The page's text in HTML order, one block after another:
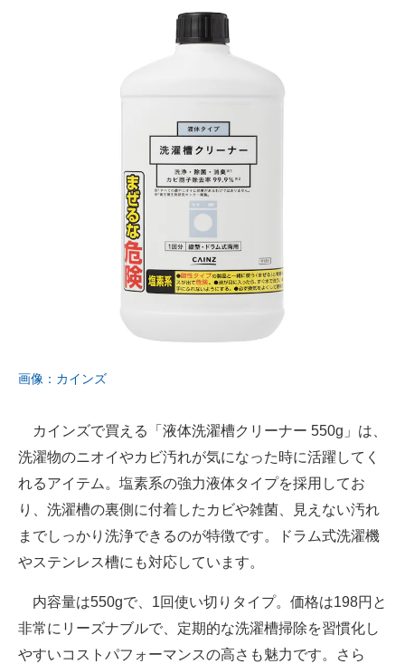
画像：カインズ
カインズで買える「液体洗濯槽クリーナー 550g」は、
洗濯物のニオイやカビ汚れが気になった時に活躍してく
れるアイテム。塩素系の強力液体タイプを採用してお
り、洗濯槽の裏側に付着したカビや雑菌、見えない汚れ
までしっかり洗浄できるのが特徴です。ドラム式洗濯機
やステンレス槽にも対応しています。
内容量は550gで、1回使い切りタイプ。価格は198円と
非常にリーズナブルで、定期的な洗濯槽掃除を習慣化し
やすいコストパフォーマンスの高さも魅力です。さら